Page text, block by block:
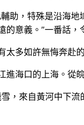
助，特殊是沿海
的意義。”一番話，
太多如許無悔奔
進海口的上海。從
，來自黃河中下